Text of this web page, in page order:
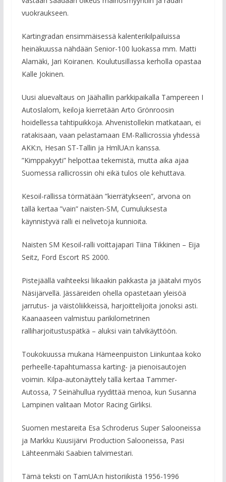
vuokraukseen.
Kartingradan ensimmäisessä kalenterikilpailuissa
heinäkuussa nähdään Senior-100 luokassa mm. Matti
Alamäki, Jari Koiranen. Koulutusillassa kerholla opastaa
Kalle Jokinen.
Uusi aluevaltaus on Jäähallin parkkipaikalla Tampereen I
Autoslalom, keiloja kierretään Arto Grönroosin
hoidellessa tahtipuikkoja. Ahvenistollekin matkataan, ei
ratakisaan, vaan pelastamaan EM-Rallicrossia yhdessä
AKK:n, Hesan ST-Tallin ja HmlUA:n kanssa.
”Kimppakyyti” helpottaa tekemistä, mutta aika ajaa
Suomessa rallicrossin ohi eikä tulos ole kehuttava.
Kesoil-rallissa törmätään ”kierrätykseen”, arvona on
tällä kertaa ”vain” naisten-SM, Cumuluksesta
käynnistyvä ralli ei nelivetoja kunnioita.
Naisten SM Kesoil-ralli voittajapari Tiina Tikkinen – Eija
Seitz, Ford Escort RS 2000.
Pistejäällä vaihteeksi liikaakin pakkasta ja jäätalvi myös
Näsijärvellä. Jässäreiden ohella opastetaan yleisöä
jarrutus- ja väistöliikkeissä, harjoittelijoita jonoksi asti.
Kaanaaseen valmistuu parikilometrinen
ralliharjoitustuspätkä – aluksi vain talvikäyttöön.
Toukokuussa mukana Hämeenpuiston Liinkuntaa koko
perheelle-tapahtumassa karting- ja pienoisautojen
voimin. Kilpa-autonäyttely tällä kertaa Tammer-
Autossa, 7 Seinähullua ryydittää menoa, kun Susanna
Lampinen valitaan Motor Racing Girliksi.
Suomen mestareita Esa Schroderus Super Salooneissa
ja Markku Kuusijärvi Production Salooneissa, Pasi
Lähteenmäki Saabien talvimestari.
Tämä teksti on TamUA:n historiikistä 1956-1996